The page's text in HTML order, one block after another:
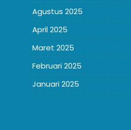
Agustus 2025
April 2025
Maret 2025
Februari 2025
Januari 2025